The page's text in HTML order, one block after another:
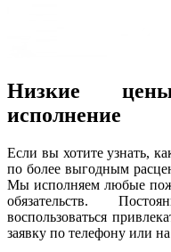
Низкие
исполнение
Если вы хотите узнать,
по более выгодным
Мы исполняем любые
обязательств.
воспользоваться
заявку по телефону или